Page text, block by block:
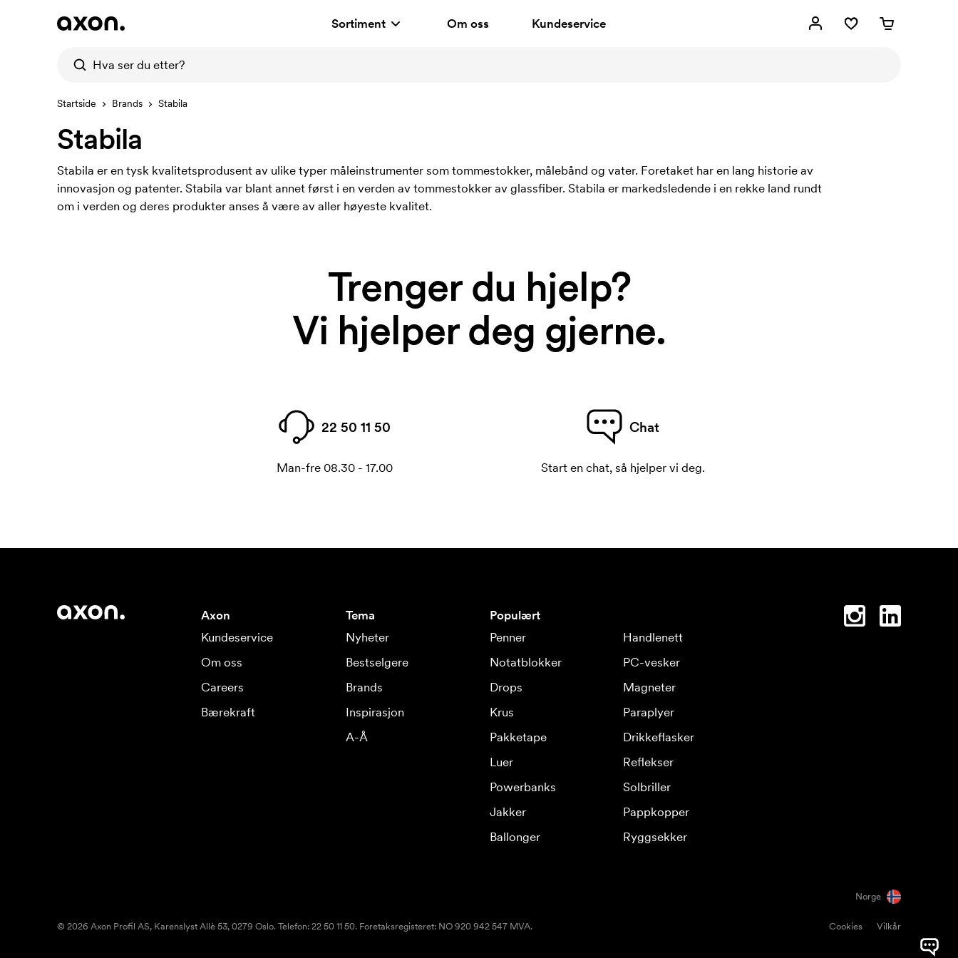
Sortiment Om oss Kundeservice
Startside Brands Stabila
Stabila
Stabila er en tysk kvalitetsprodusent av ulike typer måleinstrumenter som tommestokker, målebånd og vater. Foretaket har en lang historie av
innovasjon og patenter. Stabila var blant annet først i en verden av tommestokker av glassfiber. Stabila er markedsledende i en rekke land rundt
om i verden og deres produkter anses å være av aller høyeste kvalitet.
Trenger du hjelp?
Vi hjelper deg gjerne.
22 50 11 50
Man-fre 08.30 - 17.00
Chat
Start en chat, så hjelper vi deg.
Axon
Kundeservice
Om oss
Careers
Bærekraft
Tema
Nyheter
Bestselgere
Brands
Inspirasjon
A-Å
Populært
Penner
Handlenett
Notatblokker
PC-vesker
Drops
Magneter
Krus
Paraplyer
Pakketape
Drikkeflasker
Luer
Reflekser
Powerbanks
Solbriller
Jakker
Pappkopper
Ballonger
Ryggsekker
Norge
Cookies Vilkår
© 2026 Axon Profil AS, Karenslyst Allè 53, 0279 Oslo. Telefon: 22 50 11 50. Foretaksregisteret: NO 920 942 547 MVA.